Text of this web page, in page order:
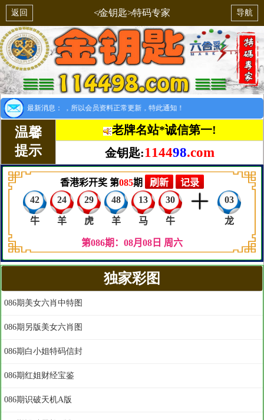
返回 ≮金钥匙≯特码专家 导航
最新消息：
：8月1日开始，所以会员资料正常更新，特此通知！
温馨
提示
老牌名站*诚信第一!
金钥匙:114498.com
独家彩图
086期美女六肖中特图
086期另版美女六肖图
086期白小姐特码信封
086期红姐财经宝鉴
086期识破天机A版